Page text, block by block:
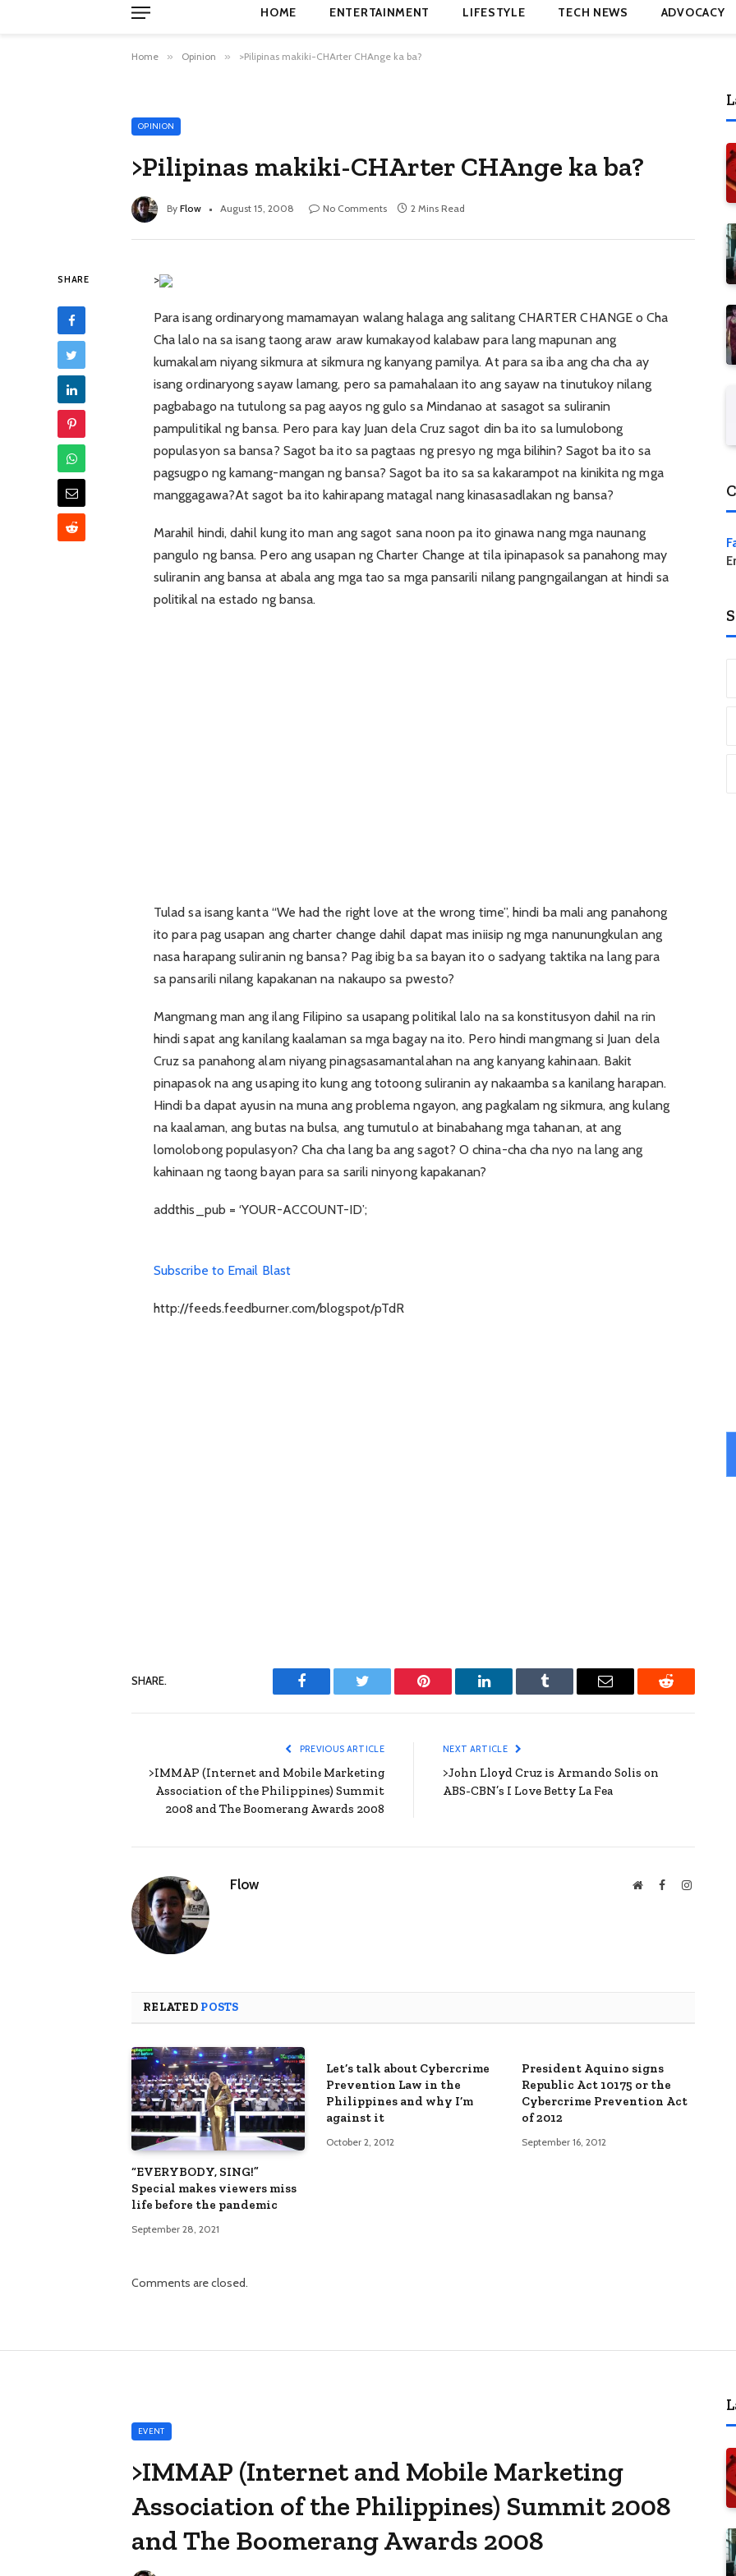
HOME ENTERTAINMENT LIFESTYLE TECH NEWS ADVOCACY
Home » Opinion » >Pilipinas makiki-CHArter CHAnge ka ba?
OPINION
>Pilipinas makiki-CHArter CHAnge ka ba?
By Flow August 15, 2008 No Comments 2 Mins Read
SHARE >
Para isang ordinaryong mamamayan walang halaga ang salitang CHARTER CHANGE o Cha
Cha lalo na sa isang taong araw araw kumakayod kalabaw para lang mapunan ang
kumakalam niyang sikmura at sikmura ng kanyang pamilya. At para sa iba ang cha cha ay
isang ordinaryong sayaw lamang, pero sa pamahalaan ito ang sayaw na tinutukoy nilang
pagbabago na tutulong sa pag aayos ng gulo sa Mindanao at sasagot sa suliranin
pampulitikal ng bansa. Pero para kay Juan dela Cruz sagot din ba ito sa lumulobong
populasyon sa bansa? Sagot ba ito sa pagtaas ng presyo ng mga bilihin? Sagot ba ito sa
pagsugpo ng kamang-mangan ng bansa? Sagot ba ito sa sa kakarampot na kinikita ng mga
manggagawa?At sagot ba ito kahirapang matagal nang kinasasadlakan ng bansa?
Marahil hindi, dahil kung ito man ang sagot sana noon pa ito ginawa nang mga naunang
pangulo ng bansa. Pero ang usapan ng Charter Change at tila ipinapasok sa panahong may
suliranin ang bansa at abala ang mga tao sa mga pansarili nilang pangngailangan at hindi sa
politikal na estado ng bansa.
Tulad sa isang kanta “We had the right love at the wrong time”, hindi ba mali ang panahong
ito para pag usapan ang charter change dahil dapat mas iniisip ng mga nanunungkulan ang
nasa harapang suliranin ng bansa? Pag ibig ba sa bayan ito o sadyang taktika na lang para
sa pansarili nilang kapakanan na nakaupo sa pwesto?
Mangmang man ang ilang Filipino sa usapang politikal lalo na sa konstitusyon dahil na rin
hindi sapat ang kanilang kaalaman sa mga bagay na ito. Pero hindi mangmang si Juan dela
Cruz sa panahong alam niyang pinagsasamantalahan na ang kanyang kahinaan. Bakit
pinapasok na ang usaping ito kung ang totoong suliranin ay nakaamba sa kanilang harapan.
Hindi ba dapat ayusin na muna ang problema ngayon, ang pagkalam ng sikmura, ang kulang
na kaalaman, ang butas na bulsa, ang tumutulo at binabahang mga tahanan, at ang
lomolobong populasyon? Cha cha lang ba ang sagot? O china-cha cha nyo na lang ang
kahinaan ng taong bayan para sa sarili ninyong kapakanan?
addthis_pub = ‘YOUR-ACCOUNT-ID’;
Subscribe to Email Blast
http://feeds.feedburner.com/blogspot/pTdR
SHARE.
Facebook Twitter Pinterest LinkedIn Tumblr Email Reddit
PREVIOUS ARTICLE
>IMMAP (Internet and Mobile Marketing
Association of the Philippines) Summit
2008 and The Boomerang Awards 2008
NEXT ARTICLE
>John Lloyd Cruz is Armando Solis on
ABS-CBN’s I Love Betty La Fea
Flow WebsiteFacebookInstagram
RELATED POSTS
“EVERYBODY, SING!”
Special makes viewers miss
life before the pandemic
September 28, 2021
Let’s talk about Cybercrime
Prevention Law in the
Philippines and why I’m
against it
October 2, 2012
President Aquino signs
Republic Act 10175 or the
Cybercrime Prevention Act
of 2012
September 16, 2012
Comments are closed.
EVENT
>IMMAP (Internet and Mobile Marketing
Association of the Philippines) Summit 2008
and The Boomerang Awards 2008